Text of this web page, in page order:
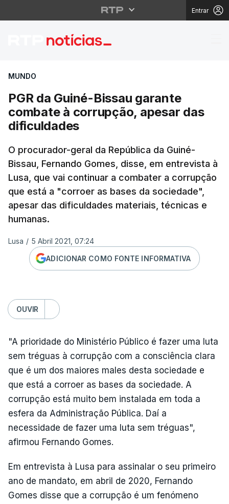
Entrar
PGR da Guiné-
MUNDO
PGR da Guiné-Bissau garante
combate à corrupção, apesar das
dificuldades
O procurador-geral da República da Guiné-
Bissau, Fernando Gomes, disse, em entrevista à
Lusa, que vai continuar a combater a corrupção
que está a "corroer as bases da sociedade",
apesar das dificuldades materiais, técnicas e
humanas.
Lusa / 5 Abril 2021, 07:24
ADICIONAR COMO FONTE INFORMATIVA
OUVIR
"A prioridade do Ministério Público é fazer uma luta
sem tréguas à corrupção com a consciência clara
que é um dos maiores males desta sociedade e
que está a corroer as bases da sociedade. A
corrupção está muito bem instalada em toda a
esfera da Administração Pública. Daí a
necessidade de fazer uma luta sem tréguas",
afirmou Fernando Gomes.
Em entrevista à Lusa para assinalar o seu primeiro
ano de mandato, em abril de 2020, Fernando
Gomes disse que a corrupção é um fenómeno